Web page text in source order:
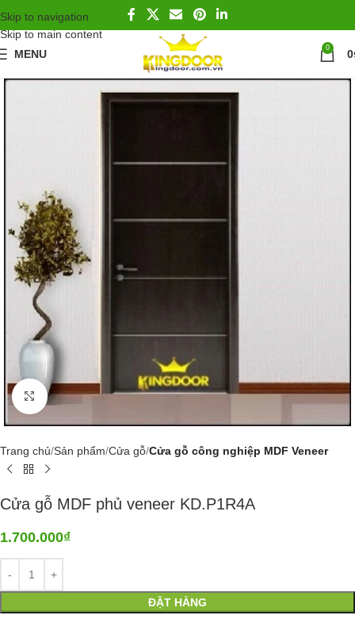
Skip to navigation
Skip to main content
MENU
0 0
Click to enlarge
Trang chủ Sản phẩm Cửa gỗ Cửa gỗ công nghiệp MDF Veneer
Cửa gỗ MDF phủ veneer KD.P1R4A
1.700.000₫
ĐẶT HÀNG